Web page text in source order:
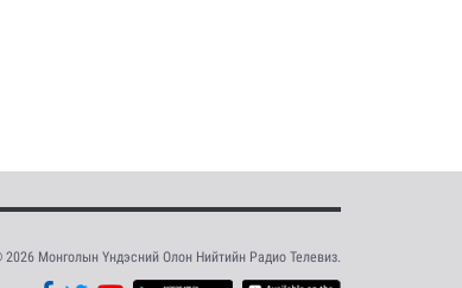
Монголын Үндэсний Олон Нийтийн Радио Телевиз.